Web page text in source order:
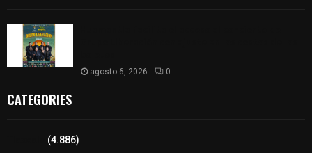
agosto 6, 2026 0
CATEGORIES
(4.886)